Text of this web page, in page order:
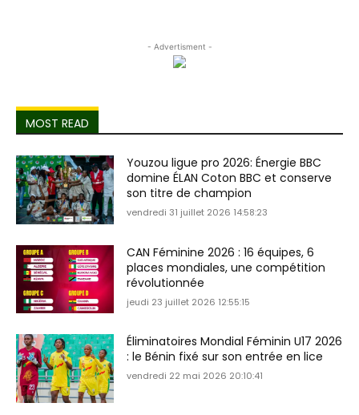
- Advertisment -
MOST READ
Youzou ligue pro 2026: Énergie BBC
domine ÉLAN Coton BBC et conserve
son titre de champion
vendredi 31 juillet 2026 14:58:23
CAN Féminine 2026 : 16 équipes, 6
places mondiales, une compétition
révolutionnée
jeudi 23 juillet 2026 12:55:15
Éliminatoires Mondial Féminin U17 2026
: le Bénin fixé sur son entrée en lice
vendredi 22 mai 2026 20:10:41